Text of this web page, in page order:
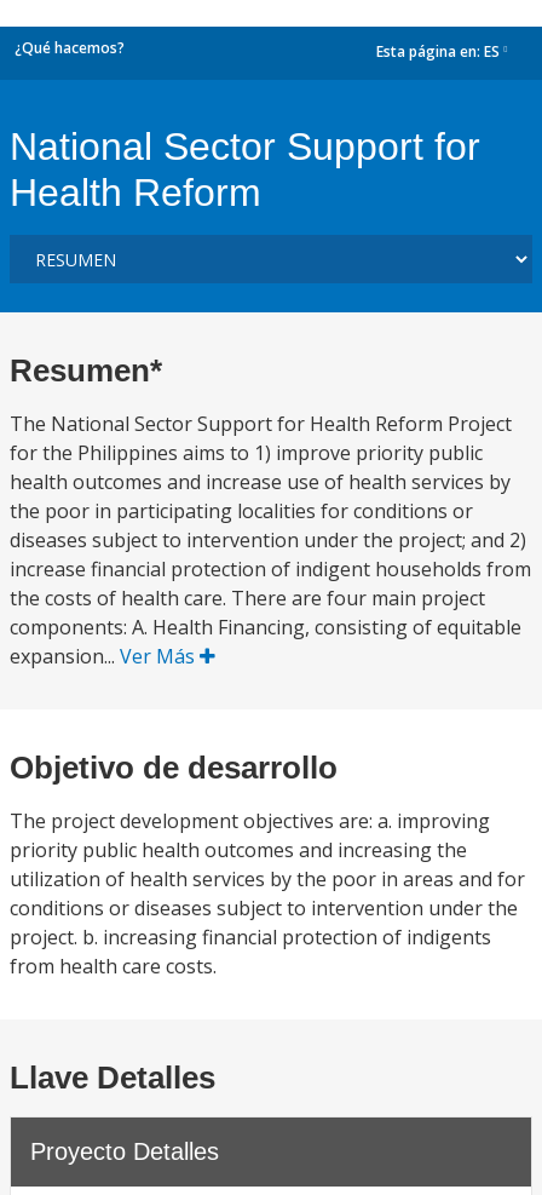
¿Qué hacemos? Esta página en: ES
National Sector Support for
Health Reform
Resumen*
The National Sector Support for Health Reform Project
for the Philippines aims to 1) improve priority public
health outcomes and increase use of health services by
the poor in participating localities for conditions or
diseases subject to intervention under the project; and 2)
increase financial protection of indigent households from
the costs of health care. There are four main project
components: A. Health Financing, consisting of equitable
expansion... Ver Más
Objetivo de desarrollo
The project development objectives are: a. improving
priority public health outcomes and increasing the
utilization of health services by the poor in areas and for
conditions or diseases subject to intervention under the
project. b. increasing financial protection of indigents
from health care costs.
Llave Detalles
Proyecto Detalles